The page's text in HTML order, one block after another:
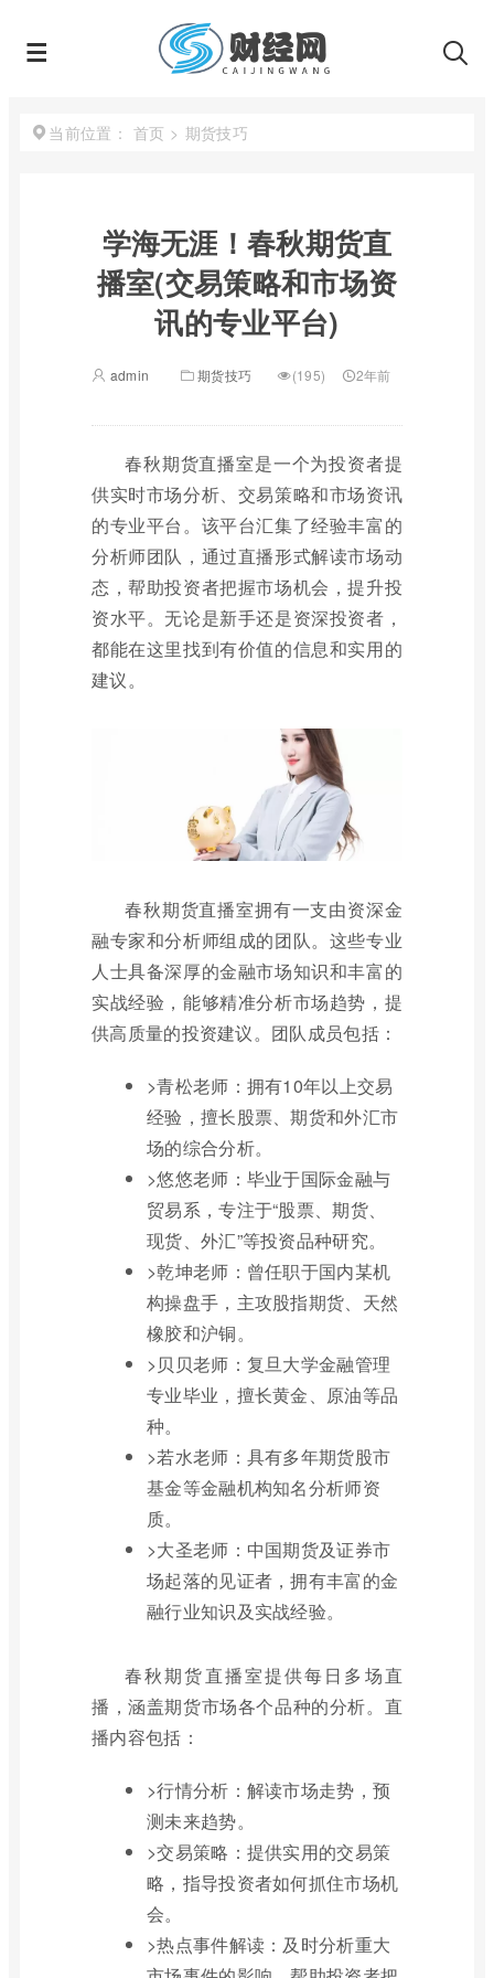
当前位置： 首页 > 期货技巧
学海无涯！春秋期货直
播室(交易策略和市场资
讯的专业平台)
admin 期货技巧 (195) 2年前
春秋期货直播室是一个为投资者提
供实时市场分析、交易策略和市场资讯
的专业平台。该平台汇集了经验丰富的
分析师团队，通过直播形式解读市场动
态，帮助投资者把握市场机会，提升投
资水平。无论是新手还是资深投资者，
都能在这里找到有价值的信息和实用的
建议。
春秋期货直播室拥有一支由资深金
融专家和分析师组成的团队。这些专业
人士具备深厚的金融市场知识和丰富的
实战经验，能够精准分析市场趋势，提
供高质量的投资建议。团队成员包括：
>青松老师：拥有10年以上交易
经验，擅长股票、期货和外汇市
场的综合分析。
>悠悠老师：毕业于国际金融与
贸易系，专注于“股票、期货、
现货、外汇”等投资品种研究。
>乾坤老师：曾任职于国内某机
构操盘手，主攻股指期货、天然
橡胶和沪铜。
>贝贝老师：复旦大学金融管理
专业毕业，擅长黄金、原油等品
种。
>若水老师：具有多年期货股市
基金等金融机构知名分析师资
质。
>大圣老师：中国期货及证券市
场起落的见证者，拥有丰富的金
融行业知识及实战经验。
春秋期货直播室提供每日多场直
播，涵盖期货市场各个品种的分析。直
播内容包括：
>行情分析：解读市场走势，预
测未来趋势。
>交易策略：提供实用的交易策
略，指导投资者如何抓住市场机
会。
>热点事件解读：及时分析重大